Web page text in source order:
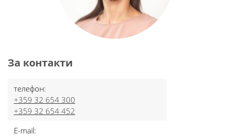
За контакти
телефон:
+359 32 654 300
+359 32 654 452
E-mail: